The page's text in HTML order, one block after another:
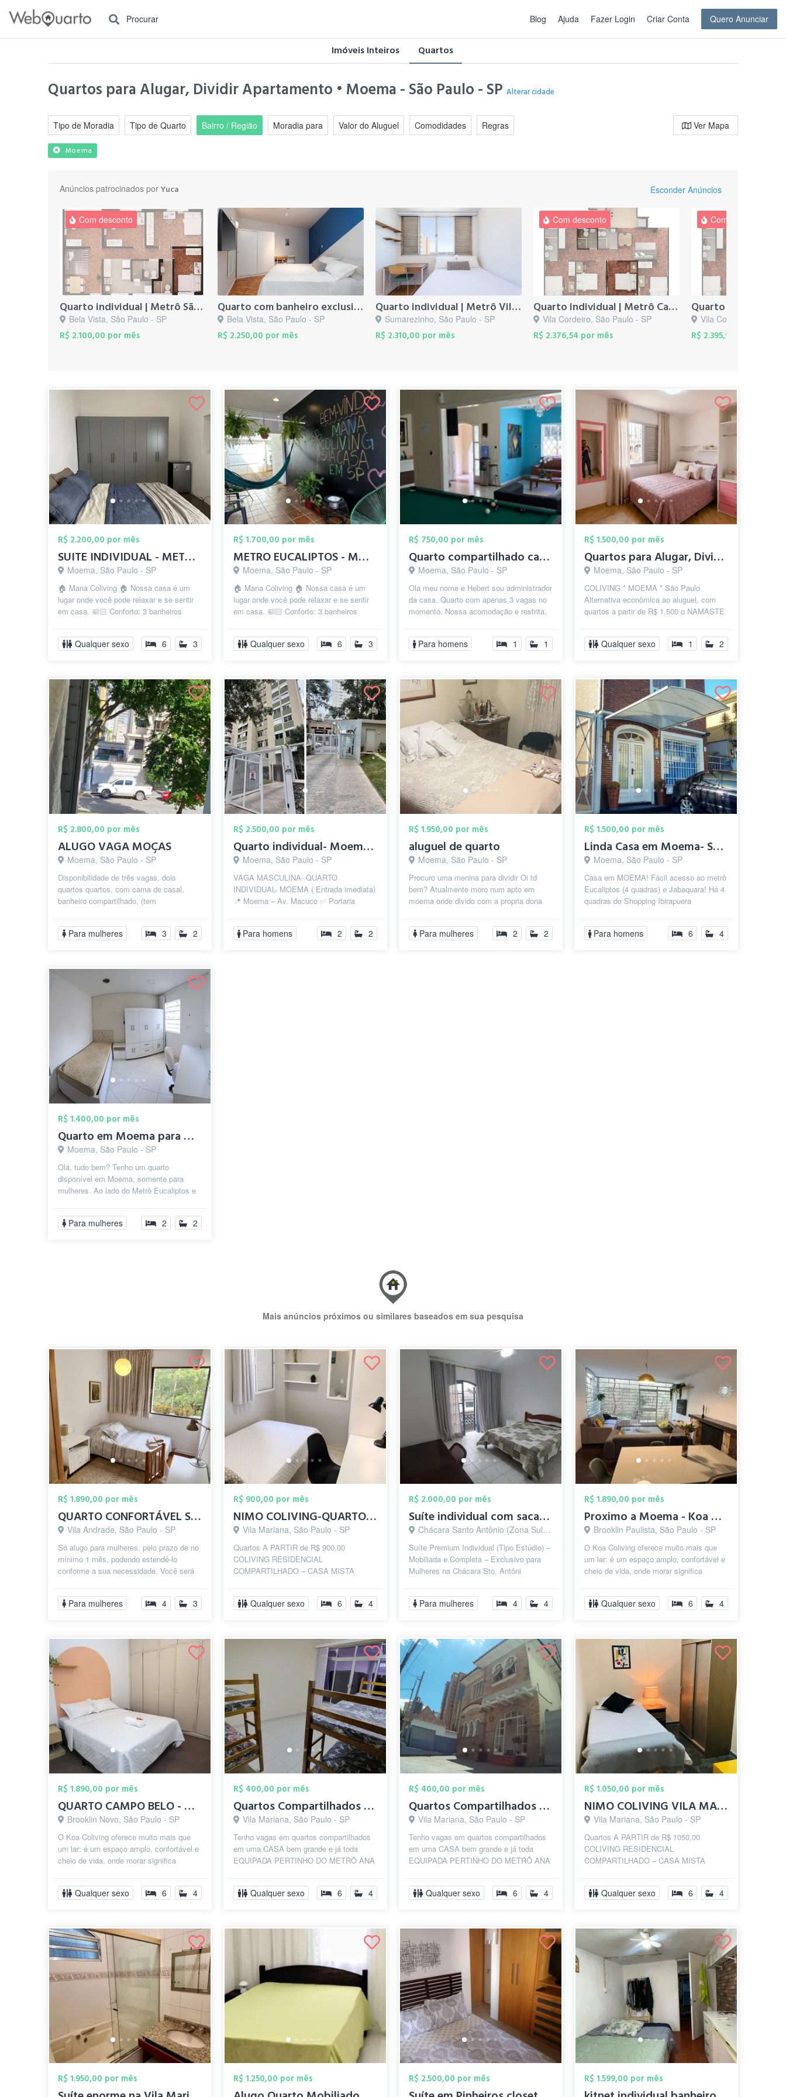
Procurar Blog Ajuda Fazer Login Criar Conta Quero Anunciar
Imóveis Inteiros Quartos
Quartos para Alugar, Dividir Apartamento • Moema - São Paulo - SPAlterar cidade
Tipo de Moradia Tipo de Quarto Bairro / Região Moradia para Valor do Aluguel Comodidades Regras Ver Mapa
Moema
Anúncios patrocinados porYuca Esconder Anúncios
Com desconto
Quarto individual | Metrô São Joaquim
Bela Vista, São Paulo - SP
R$ 2.100,00 por mês
Quarto com banheiro exclusivo | Metrô Br...
Bela Vista, São Paulo - SP
R$ 2.250,00 por mês
Quarto individual | Metrô Vila Madalena
Sumarezinho, São Paulo - SP
R$ 2.310,00 por mês
Com desconto
Quarto individual | Metrô Campo Belo
Vila Cordeiro, São Paulo - SP
R$ 2.376,54 por mês
Com desconto
Vila Cordeiro, São
R$ 2.395,98 por mês
R$ 2.200,00 por mês
SUITE INDIVIDUAL - METRO EUCALIPTOS - MO...
Moema, São Paulo - SP
🏠 Mana Coliving 🏠 Nossa casa é um
lugar onde você pode relaxar e se sentir
em casa. 🛀🏻 Conforto: 3 banheiros
Qualquer sexo 6 3
R$ 1.700,00 por mês
METRO EUCALIPTOS - MOEMA
Moema, São Paulo - SP
🏠 Mana Coliving 🏠 Nossa casa é um
lugar onde você pode relaxar e se sentir
em casa. 🛀🏻 Conforto: 3 banheiros
Qualquer sexo 6 3
R$ 750,00 por mês
Quarto compartilhado casa Vila nova conc...
Moema, São Paulo - SP
Ola meu nome e Hebert sou administrador
da casa. Quarto com apenas 3 vagas no
momento. Nossa acomodação e restrita,
Para homens 1 1
R$ 1.500,00 por mês
Quartos para Alugar, Dividir Apartamento...
Moema, São Paulo - SP
COLIVING * MOEMA * São Paulo
Alternativa econômica ao aluguel, com
quartos a partir de R$ 1.500 o NAMASTE
com ...
Qualquer sexo 1 2
R$ 2.800,00 por mês
ALUGO VAGA MOÇAS
Moema, São Paulo - SP
Disponibilidade de três vagas, dois
quartos quartos, com cama de casal,
banheiro compartilhado, (tem
consult...
Para mulheres 3 2
R$ 2.500,00 por mês
Quarto individual- Moema/ Av macuco
Moema, São Paulo - SP
VAGA MASCULINA- QUARTO
INDIVIDUAL- MOEMA ( Entrada imediata)
📍 Moema – Av. Macuco ✅ Portaria
facial ✅ R...
Para homens 2 2
R$ 1.950,00 por mês
aluguel de quarto
Moema, São Paulo - SP
Procuro uma menina para dividir Oi td
bem? Atualmente moro num apto em
moema onde divido com a propria dona
Para mulheres 2 2
R$ 1.500,00 por mês
Linda Casa em Moema- SOMENTE MASCULINO
Moema, São Paulo - SP
Casa em MOEMA! Fácil acesso ao metrô
Eucaliptos (4 quadras) e Jabaquara! Há 4
quadras do Shopping Ibirapuera
Eucalip...
Para homens 6 4
R$ 1.400,00 por mês
Quarto em Moema para mulheres.
Moema, São Paulo - SP
Olá, tudo bem? Tenho um quarto
disponível em Moema, somente para
mulheres. Ao lado do Metrô Eucaliptos e
in...
Para mulheres 2 2
Mais anúncios próximos ou similares baseados em sua pesquisa
R$ 1.890,00 por mês
QUARTO CONFORTÁVEL SÓ PARA MULHER
Vila Andrade, São Paulo - SP
Só alugo para mulheres, pelo prazo de no
mínimo 1 mês, podendo estendê-lo
conforme a sua necessidade. Você será
Para mulheres 4 3
R$ 900,00 por mês
NIMO COLIVING-QUARTOS INDIVIDUAIS 10 MIN...
Vila Mariana, São Paulo - SP
Quartos A PARTIR de R$ 900,00
COLIVING RESIDENCIAL
COMPARTILHADO – CASA MISTA
são individuais e mobiliados com:...
Qualquer sexo 6 4
R$ 2.000,00 por mês
Suíte individual com sacada (tipo Estúdi...
Chácara Santo Antônio (Zona Sul), São Paulo - SP
Suíte Premium Individual (Tipo Estúdio) –
Mobiliada e Completa – Exclusivo para
Mulheres na Chácara Sto. Antôni ​
Para mulheres 4 4
R$ 1.890,00 por mês
Proximo a Moema - Koa Coliving - Otimo q...
Brooklin Paulista, São Paulo - SP
O Koa Coliving oferece muito mais que
um lar: é um espaço amplo, confortável e
cheio de vida, onde morar significa
Qualquer sexo 6 4
R$ 1.890,00 por mês
QUARTO CAMPO BELO - AVENIDA SANTO AMARO ...
Brooklin Novo, São Paulo - SP
O Koa Coliving oferece muito mais que
um lar: é um espaço amplo, confortável e
cheio de vida, onde morar significa
Qualquer sexo 6 4
R$ 400,00 por mês
Quartos Compartilhados prox da av paulis...
Vila Mariana, São Paulo - SP
Tenho vagas em quartos compartilhados
em uma CASA bem grande e já toda
EQUIPADA PERTINHO DO METRÔ ANA
AV PAULISTA) ...
Qualquer sexo 6 4
R$ 400,00 por mês
Quartos Compartilhados Prox Av Paulista
Vila Mariana, São Paulo - SP
Tenho vagas em quartos compartilhados
em uma CASA bem grande e já toda
EQUIPADA PERTINHO DO METRÔ ANA
AV PAULISTA) ...
Qualquer sexo 6 4
R$ 1.050,00 por mês
NIMO COLIVING VILA MARIANA - Há 5 min do...
Vila Mariana, São Paulo - SP
Quartos A PARTIR de R$ 1050,00
COLIVING RESIDENCIAL
COMPARTILHADO – CASA MISTA
são individuais e mobiliados com...
Qualquer sexo 6 4
R$ 1.950,00 por mês R$ 1.250,00 por mês R$ 2.500,00 por mês R$ 1.599,00 por mês